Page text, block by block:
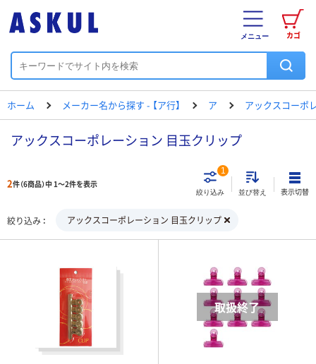
カゴ
メニュー
ホーム メーカー名から探す - 【ア行】 ア アックスコーポ
アックスコーポレーション 目玉クリップ
2件（6商品）中 1～2件を表示
絞り込み
1
並び替え 表示切替
絞り込み アックスコーポレーション 目玉クリップ